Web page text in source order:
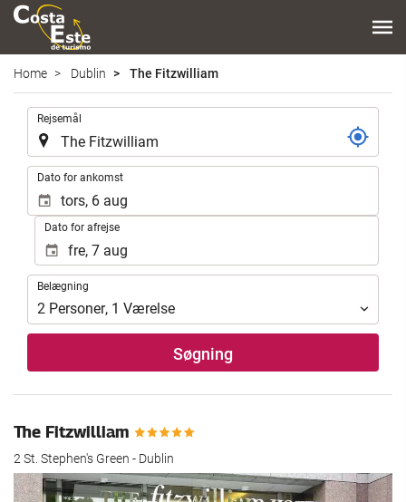
Home Dublin The Fitzwilliam
Rejsemål
Dato for ankomst
Dato for afrejse
Belægning
Belægning
2 Personer, 1 Værelse
Søgning
The Fitzwilliam
2 St. Stephen's Green - Dublin